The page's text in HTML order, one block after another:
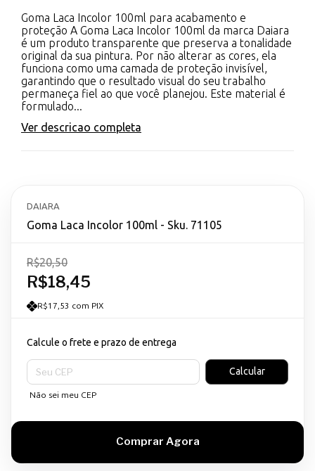
Goma Laca Incolor 100ml para acabamento e
proteção A Goma Laca Incolor 100ml da marca Daiara
é um produto transparente que preserva a tonalidade
original da sua pintura. Por não alterar as cores, ela
funciona como uma camada de proteção invisível,
garantindo que o resultado visual do seu trabalho
permaneça fiel ao que você planejou. Este material é
formulado...
Ver descricao completa
DAIARA
Goma Laca Incolor 100ml - Sku. 71105
R$18,45
R$20,50
R$17,53 com PIX
Calcule o frete e prazo de entrega
Entregas para o CEP:
Calcular
Não sei meu CEP